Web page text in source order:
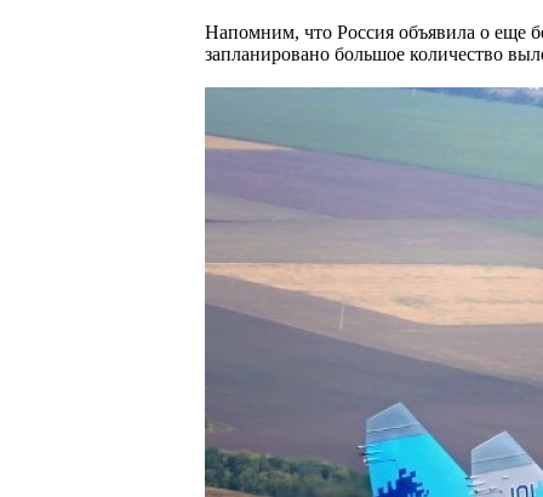
Напомним, что Россия объявила о еще
запланировано большое количество